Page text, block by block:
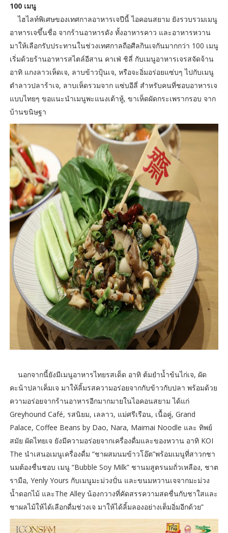
100 เมนู
ไฮไลท์พิเศษของเทศกาลอาหารเจปีนี้ ไอคอนสยาม ยังรวบรวมเมนู
อาหารเจขึ้นชื่อ จากร้านอาหารดัง ทั้งอาหารคาว และอาหารหวาน
มาให้เลือกรับประทานในช่วงเทศกาลถือศีลกินเจกันมากกว่า 100 เมนู
เริ่มด้วยร้านอาหารสไตล์อีสาน คาเฟ่ ชิลี่ กับเมนูอาหารเจรสจัดจ้าน
อาทิ แกงลาวเห็ดเจ, ลาบข้าวปุ้นเจ, หรือจะอิ่มอร่อยแซ่บๆ ไปกับเมนู
ตำลาวปลาร้าเจ, ลาบเห็ดรวมจาก แซ่บอีลี่ สำหรับคนที่ชอบอาหารเจ
แบบไทยๆ ขอแนะนำเมนูพะแนงเต้าหู้, ขาเห็ดผัดกระเพรากรอบ จาก
บ้านขนิษฐา
นอกจากนี้ยังมีเมนูอาหารไทยรสเด็ด อาทิ ต้มยำน้ำข้นไก่เจ, ผัด
คะน้าปลาเค็มเจ มาให้ลิ้มรสความอร่อยจากกับข้าวกับปลา พร้อมด้วย
ความอร่อยจากร้านอาหารอีกมากมายในไอคอนสยาม ได้แก่
Greyhound Café, รสนิยม, เลลาว, แม่ศรีเรือน, เนื้อคู่, Grand
Palace, Coffee Beans by Dao, Nara, Maimai Noodle และ ทิพย์
สมัย ผัดไทยเจ ยังมีความอร่อยจากเครื่องดื่มและของหวาน อาทิ KOI
The นำเสนอเมนูเครื่องดื่ม “ชาผสมนมข้าวโอ๊ต”พร้อมเมนูที่สาวกชา
นมต้องชื่นชอบ เมนู “Bubble Soy Milk” ชานมสูตรนมถั่วเหลือง, ชาต
รามือ, Yenly Yours กับเมนูมะม่วงปั่น และขนมหวานเจจากมะม่วง
น้ำดอกไม้ และThe Alley น้องกวางที่คัดสรรความสดชื่นกับชาใสและ
ชาผลไม้ให้ได้เลือกดื่มช่วงเจ มาให้ได้ลิ้มลองอย่างเต็มอิ่มอีกด้วย”